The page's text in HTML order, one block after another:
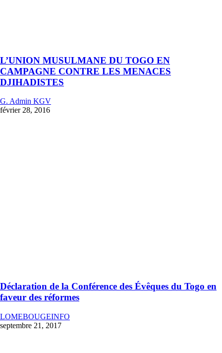
L’UNION MUSULMANE DU TOGO EN
CAMPAGNE CONTRE LES MENACES
DJIHADISTES
G. Admin KGV
février 28, 2016
Déclaration de la Conférence des Évêques du Togo en
faveur des réformes
LOMEBOUGEINFO
septembre 21, 2017